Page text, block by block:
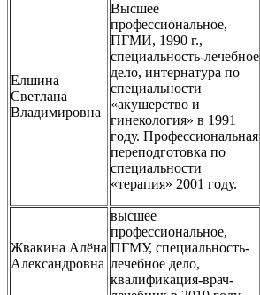
Елшина
Светлана
Владимировна
Высшее
профессиональное,
ПГМИ, 1990 г.,
специальность-лечебное
дело, интернатура по
специальности
«акушерство и
гинекология» в 1991
году. Профессиональная
переподготовка по
специальности
«терапия» 2001 году.
Жвакина Алёна
Александровна
высшее
профессиональное,
ПГМУ, специальность-
лечебное дело,
квалификация-врач-